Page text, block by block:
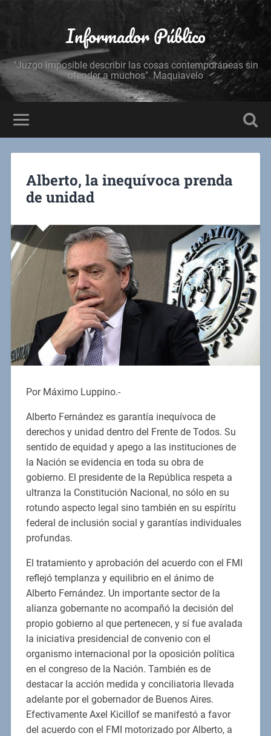
Informador Público
"Juzgo imposible describir las cosas contemporáneas sin
ofender a muchos". Maquiavelo
Alberto, la inequívoca prenda
de unidad
Por Máximo Luppino.-
Alberto Fernández es garantía inequívoca de
derechos y unidad dentro del Frente de Todos. Su
sentido de equidad y apego a las instituciones de
la Nación se evidencia en toda su obra de
gobierno. El presidente de la República respeta a
ultranza la Constitución Nacional, no sólo en su
rotundo aspecto legal sino también en su espíritu
federal de inclusión social y garantías individuales
profundas.
El tratamiento y aprobación del acuerdo con el FMI
reflejó templanza y equilibrio en el ánimo de
Alberto Fernández. Un importante sector de la
alianza gobernante no acompañó la decisión del
propio gobierno al que pertenecen, y sí fue avalada
la iniciativa presidencial de convenio con el
organismo internacional por la oposición política
en el congreso de la Nación. También es de
destacar la acción medida y conciliatoria llevada
adelante por el gobernador de Buenos Aires.
Efectivamente Axel Kicillof se manifestó a favor
del acuerdo con el FMI motorizado por Alberto, a